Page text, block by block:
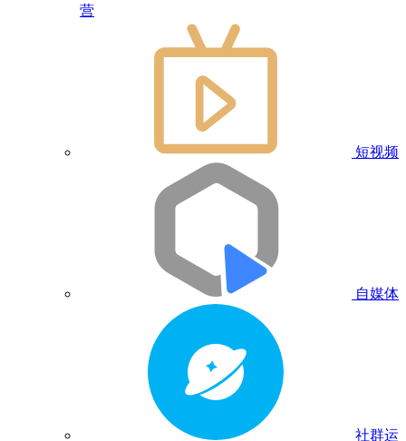
营
短视频
自媒体
社群运